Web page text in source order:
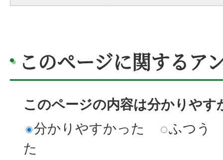
このページに関するア
このページの内容は分かりやす
分かりやすかった
ふつう
た